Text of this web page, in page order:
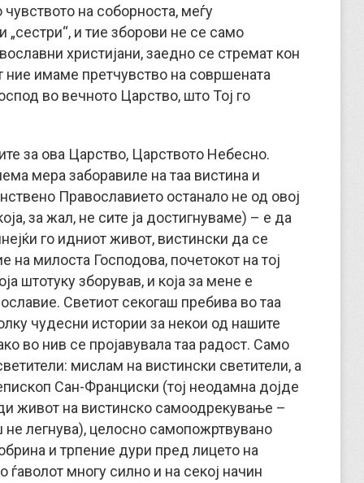
на соборноста, меѓу
„сестри“, и тие зборови не се само
христијани, заедно се стремат кон
ние имаме претчувство на совршената
во вечното Царство, што Тој го
за ова Царство, Царството Небесно.
мера заборавиле на таа вистина и
Православието останало не од овој
за жал, не сите ја достигнуваме) – е да
го идниот живот, вистински да се
на милоста Господова, почетокот на тој
штотуку зборував, и која за мене е
Светиот секогаш пребива во таа
чудесни истории за некои од нашите
во нив се пројавувала таа радост. Само
мислам на вистински светители, а
Сан-Франциски (тој неодамна дојде
живот на вистинско самоодрекување –
не легнува), целосно самопожртвувано
и трпение дури пред лицето на
многу силно и на секој начин